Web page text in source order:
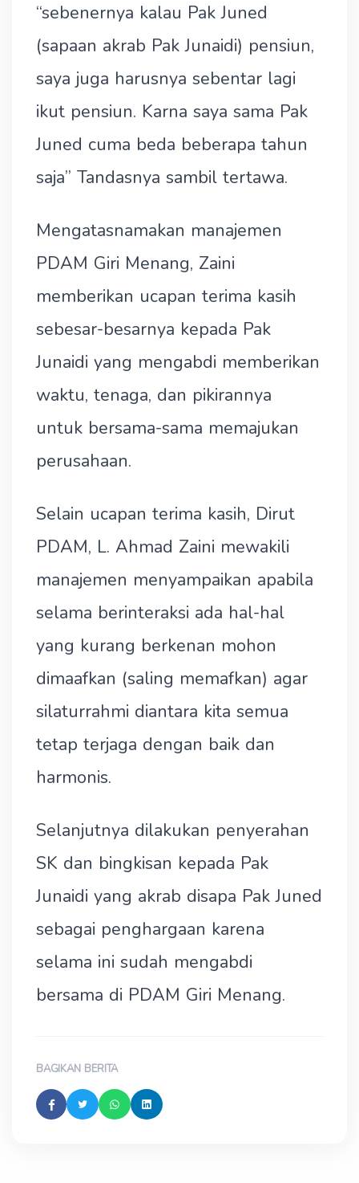
“sebenernya kalau Pak Juned
(sapaan akrab Pak Junaidi) pensiun,
saya juga harusnya sebentar lagi
ikut pensiun. Karna saya sama Pak
Juned cuma beda beberapa tahun
saja” Tandasnya sambil tertawa.
Mengatasnamakan manajemen
PDAM Giri Menang, Zaini
memberikan ucapan terima kasih
sebesar-besarnya kepada Pak
Junaidi yang mengabdi memberikan
waktu, tenaga, dan pikirannya
untuk bersama-sama memajukan
perusahaan.
Selain ucapan terima kasih, Dirut
PDAM, L. Ahmad Zaini mewakili
manajemen menyampaikan apabila
selama berinteraksi ada hal-hal
yang kurang berkenan mohon
dimaafkan (saling memafkan) agar
silaturrahmi diantara kita semua
tetap terjaga dengan baik dan
harmonis.
Selanjutnya dilakukan penyerahan
SK dan bingkisan kepada Pak
Junaidi yang akrab disapa Pak Juned
sebagai penghargaan karena
selama ini sudah mengabdi
bersama di PDAM Giri Menang.
BAGIKAN BERITA